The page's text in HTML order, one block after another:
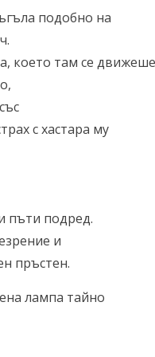
подобно на
което там се движеше
с хастара му
пъти подред.
и
пръстен.
лампа тайно